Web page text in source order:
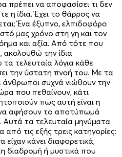
πρέπει να αποφασίσει τι δεν
η ίδια. Έχει το θάρρος να
Ένα έξυπνο, ελπιδοφόρο
μας χρόνο στη γη και τον
και αξία. Από τότε που
ακολουθώ την ίδια
τελευταία λόγια κάθε
την ύστατη πνοή του. Με τα
συχνά νιώθουν την
που πεθαίνουν, κάτι
πως αυτή είναι η
να αφήσουν το αποτύπωμά
τα τελευταία μηνύματα
τις εξής τρεις κατηγορίες:
κάνει διαφορετικά,
διαδρομή ή μυστικά που